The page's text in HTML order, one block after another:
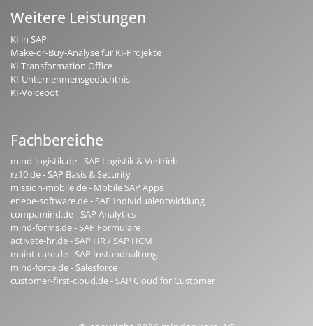
Weitere Leistungen
KI in SAP
Make-or-Buy-Analyse für KI-Projekte
KI Transformation Office
KI-Unternehmensgedächtnis
KI-Voicebot
Fachbereiche
mind-logistik.de - SAP Logistik & Vertrieb
rz10.de - SAP Basis & Security
mission-mobile.de - Mobile SAP Apps
erlebe-software.de - SAP Individualentwicklung
compamind.de - SAP Analytics
mind-forms.de - SAP Formulare
activate-hr.de - SAP HR / SAP HCM
maint-care.de - SAP Instandhaltung
mind-force.de - Salesforce
customer-first-cloud.de - SAP Cloud for Customer